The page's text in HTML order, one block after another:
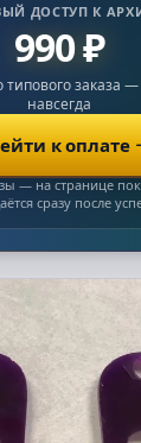
ДОСТУП К
990 ₽
заказа
навсегда
к оплате
— на странице
сразу после